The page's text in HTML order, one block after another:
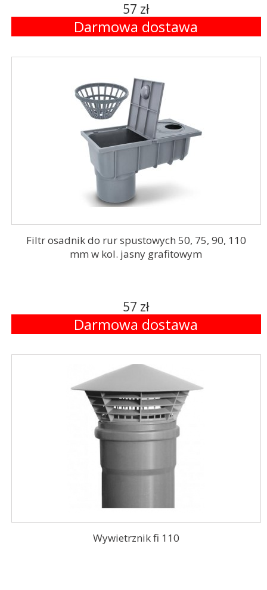
57 zł
Darmowa dostawa
Filtr osadnik do rur spustowych 50, 75, 90, 110
mm w kol. jasny grafitowym
57 zł
Darmowa dostawa
Wywietrznik fi 110